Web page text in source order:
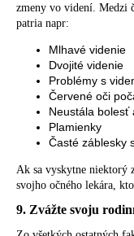
zmeny vo videní. Medzi
patria napr:
Mlhavé videnie
Dvojité videnie
Problémy s
Červené oči
Neustála bolesť
Plamienky
Časté záblesky
Ak sa vyskytne niektorý
svojho očného lekára,
9. Zvážte svoju